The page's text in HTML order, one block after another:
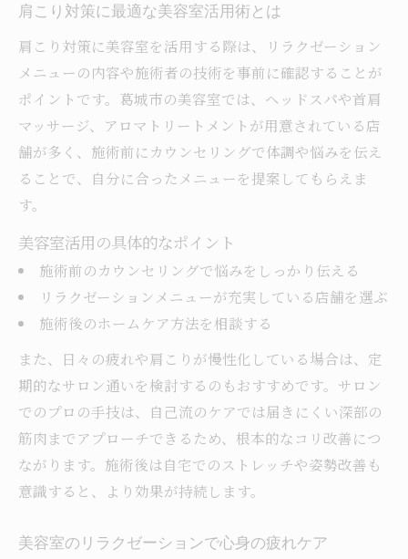
肩こり対策に最適な美容室活用術とは
肩こり対策に美容室を活用する際は、リラクゼーション
メニューの内容や施術者の技術を事前に確認することが
ポイントです。葛城市の美容室では、ヘッドスパや首肩
マッサージ、アロマトリートメントが用意されている店
舗が多く、施術前にカウンセリングで体調や悩みを伝え
ることで、自分に合ったメニューを提案してもらえま
す。
美容室活用の具体的なポイント
施術前のカウンセリングで悩みをしっかり伝える
リラクゼーションメニューが充実している店舗を選ぶ
施術後のホームケア方法を相談する
また、日々の疲れや肩こりが慢性化している場合は、定
期的なサロン通いを検討するのもおすすめです。サロン
でのプロの手技は、自己流のケアでは届きにくい深部の
筋肉までアプローチできるため、根本的なコリ改善につ
ながります。施術後は自宅でのストレッチや姿勢改善も
意識すると、より効果が持続します。
美容室のリラクゼーションで心身の疲れケア